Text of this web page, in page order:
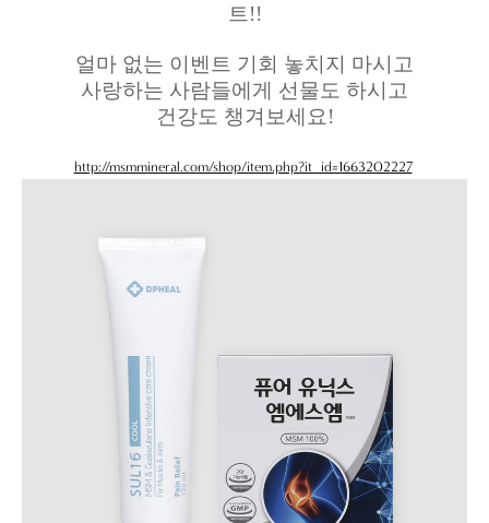
트!!
얼마 없는 이벤트 기회 놓치지 마시고
사랑하는 사람들에게 선물도 하시고
건강도 챙겨보세요!
http://msmmineral.com/shop/item.php?it_id=1663202227